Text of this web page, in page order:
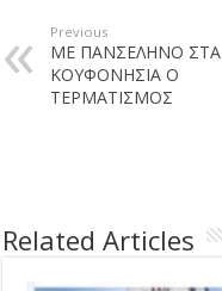
Previous
ΜΕ ΠΑΝΣΕΛΗΝΟ ΣΤΑ
ΚΟΥΦΟΝΗΣΙΑ Ο
ΤΕΡΜΑΤΙΣΜΟΣ
Related Articles